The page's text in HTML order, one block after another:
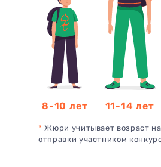
8-10 лет 11-14 лет
* Жюри учитывает возраст
отправки участником